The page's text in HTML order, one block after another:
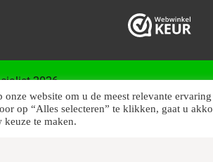
2026
website om u de meest relevante
op “Alles selecteren” te klikken, gaat u
te maken.